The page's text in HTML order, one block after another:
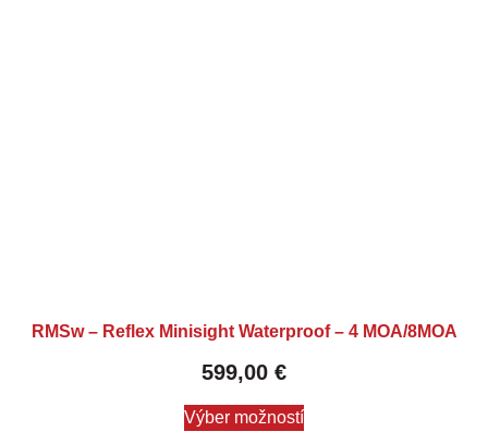
RMSw – Reflex Minisight Waterproof – 4 MOA/8MOA
599,00 €
Výber možností